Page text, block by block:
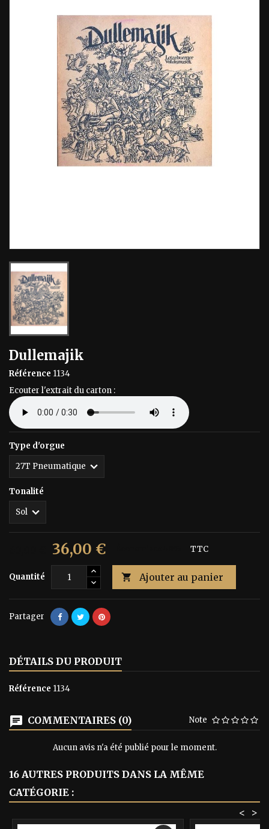
Dullemajik
Référence 1134
Ecouter l'extrait du carton :
Type d'orgue
Tonalité
36,00 € TTC
Quantité  Ajouter au panier
Partager
DÉTAILS DU PRODUIT
Référence 1134
COMMENTAIRES (0) Note
Aucun avis n'a été publié pour le moment.
16 AUTRES PRODUITS DANS LA MÊME
CATÉGORIE :
>
<